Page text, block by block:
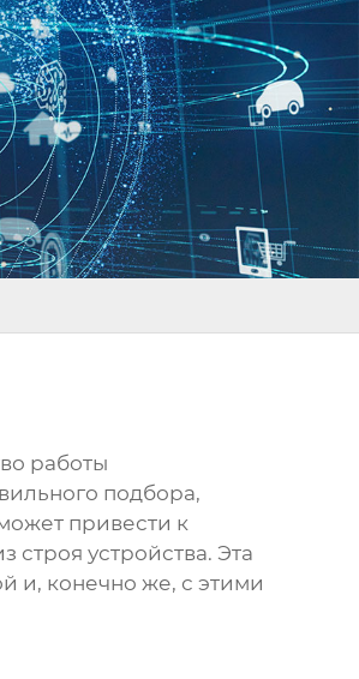
работы
подбора,
привести к
устройства. Эта
и, конечно же, с этими